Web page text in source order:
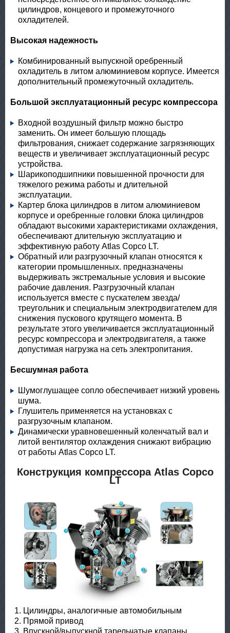
цилиндров, концевого и промежуточного
охладителей.
Высокая надежность
Комбинированный выпускной оребренный
охладитель в литом алюминиевом корпусе. Имеется
дополнительный промежуточный охладитель.
Большой эксплуатационный ресурс компрессора
Входной воздушный фильтр можно быстро
заменить. Он имеет большую площадь
фильтрования, снижает содержание загрязняющих
веществ и увеличивает эксплуатационный ресурс
устройства.
Шарикоподшипники повышенной прочности для
тяжелого режима работы и длительной
эксплуатации.
Картер блока цилиндров в литом алюминиевом
корпусе и оребренные головки блока цилиндров
обладают высокими характеристиками охлаждения,
обеспечивают длительную эксплуатацию и
эффективную работу Atlas Copco LT.
Обратный или разгрузочный клапан относятся к
категории промышленных. предназначены
выдерживать экстремальные условия и высокие
рабочие давления. Разгрузочный клапан
используется вместе с пускателем звезда/
треугольник и специальным электродвигателем для
снижения пускового крутящего момента. В
результате этого увеличивается эксплуатационный
ресурс компрессора и электродвигателя, а также
допустимая нагрузка на сеть электропитания.
Бесшумная работа
Шумоглушащее сопло обеспечивает низкий уровень
шума.
Глушитель применяется на установках с
разгрузочным клапаном.
Динамически уравновешенный коленчатый вал и
литой вентилятор охлаждения снижают вибрацию
от работы Atlas Copco LT.
Конструкция компрессора Atlas Copco
LT
Цилиндры, аналогичные автомобильным
Прямой привод
Впускной/выпускной тарельчатые клапаны